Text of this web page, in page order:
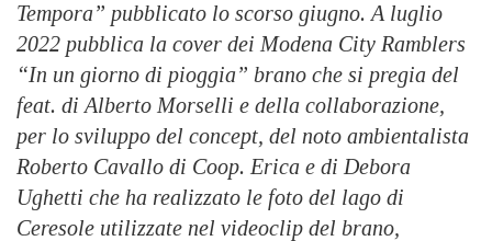
Tempora” pubblicato lo scorso giugno. A luglio
2022 pubblica la cover dei Modena City Ramblers
“In un giorno di pioggia” brano che si pregia del
feat. di Alberto Morselli e della collaborazione,
per lo sviluppo del concept, del noto ambientalista
Roberto Cavallo di Coop. Erica e di Debora
Ughetti che ha realizzato le foto del lago di
Ceresole utilizzate nel videoclip del brano,